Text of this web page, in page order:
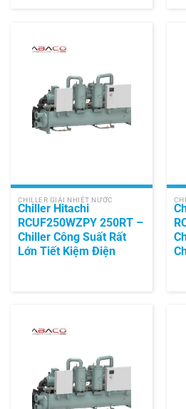
CHILLER GIẢI NHIỆT NƯỚC
Chiller Hitachi
RCUF250WZPY 250RT –
Chiller Công Suất Rất
Lớn Tiết Kiệm Điện